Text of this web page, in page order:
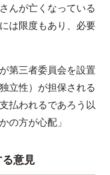
んが亡くなっている
は限度もあり、必要
第三者委員会を設置
立性）が担保される
払われるであろう以
の方が心配」
意見